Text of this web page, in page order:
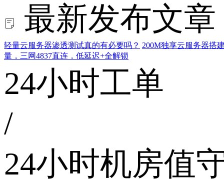
最新发布文章
轻量云服务器渗透测试真的有必要吗？ 200M独享云服务器搭
量，三网4837直连，低延迟+全解锁
24小时工单
/
24小时机房值